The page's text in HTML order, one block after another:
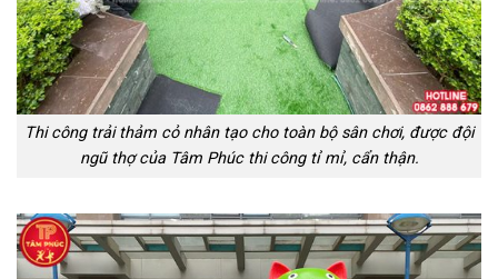
Thi công trải thảm cỏ nhân tạo cho toàn bộ sân chơi, được đội
ngũ thợ của Tâm Phúc thi công tỉ mỉ, cẩn thận.